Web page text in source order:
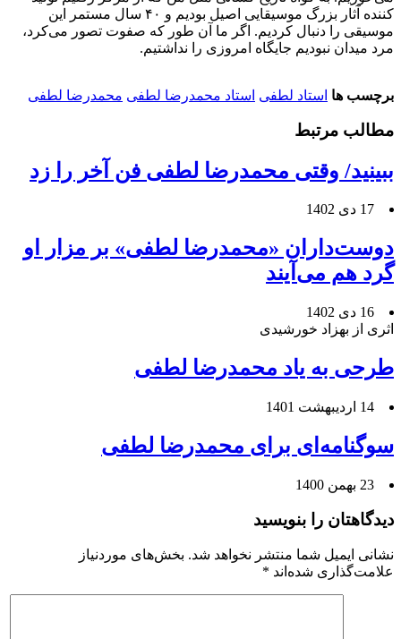
کننده آثار بزرگ موسیقایی اصیل بودیم و ۴۰ سال مستمر این
موسیقی را دنبال کردیم. اگر ما آن طور که صفوت تصور می‌کرد،
مرد میدان نبودیم جایگاه امروزی را نداشتیم.
برچسب ها استاد لطفی استاد محمدرضا لطفی محمدرضا لطفی
مطالب مرتبط
ببینید/ وقتی محمدرضا لطفی فن آخر را زد
17 دی 1402
دوست‌داران «محمدرضا لطفی» بر مزار او
گرد هم می‌آیند
16 دی 1402
اثری از بهزاد خورشیدی
طرحی به یاد محمدرضا لطفی
14 اردیبهشت 1401
سوگنامه‌ای برای محمدرضا لطفی
23 بهمن 1400
دیدگاهتان را بنویسید
نشانی ایمیل شما منتشر نخواهد شد. بخش‌های موردنیاز
علامت‌گذاری شده‌اند *